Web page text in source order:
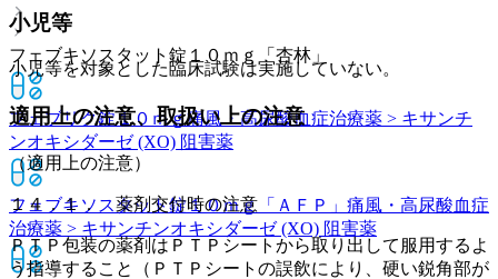
フェブキソスタット錠１０ｍｇ「杏林」
フェブリク錠１０ｍｇ痛風・高尿酸血症治療薬 > キサンチ
ンオキシダーゼ (XO) 阻害薬
フェブキソスタット錠１０ｍｇ「ＡＦＰ」 痛風・高尿酸血症
治療薬 > キサンチンオキシダーゼ (XO) 阻害薬
小児等
小児等を対象とした臨床試験は実施していない。
適用上の注意、取扱い上の注意
（適用上の注意）
１４．１． 薬剤交付時の注意
ＰＴＰ包装の薬剤はＰＴＰシートから取り出して服用するよ
う指導すること（ＰＴＰシートの誤飲により、硬い鋭角部が